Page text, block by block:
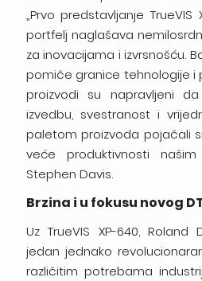
„Prvo predstavljanje
portfelj naglašava
za inovacijama i izvrsnošću.
pomiče granice tehnologije i
proizvodi su napravljeni
izvedbu, svestranost i
paletom proizvoda pojačali
veće produktivnosti
Stephen Davis.
Brzina i u fokusu novog
Uz TrueVIS XP-640,
jedan jednako
različitim potrebama